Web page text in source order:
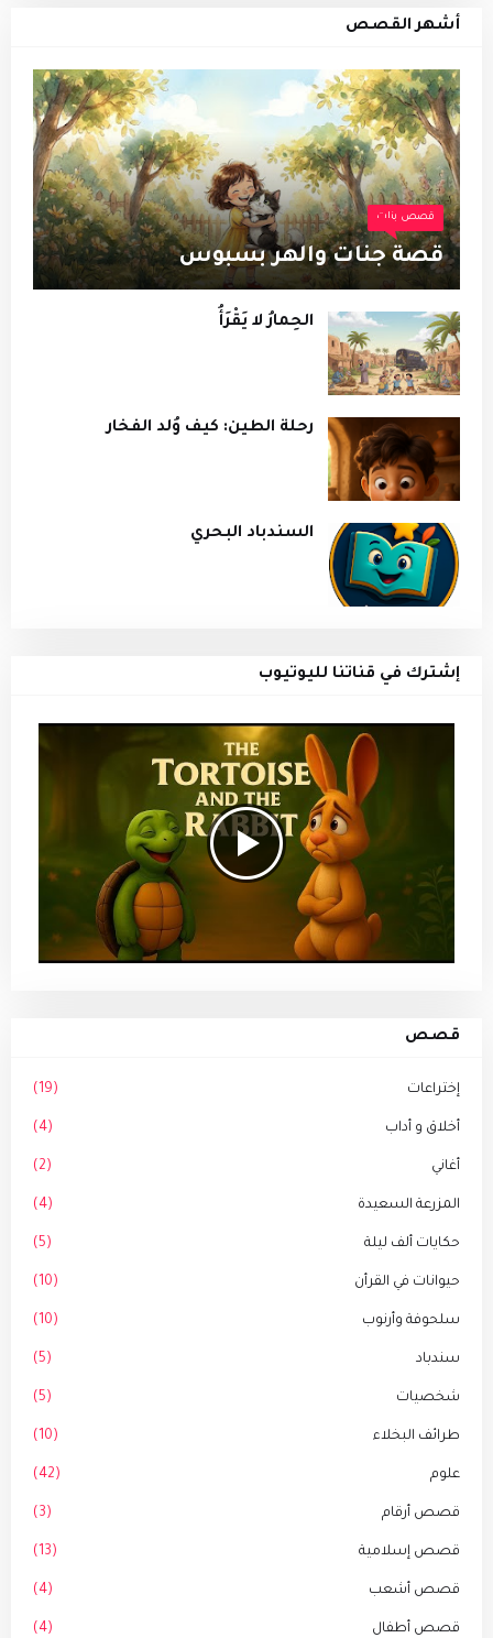
أشهر القصص
قصص بنات
قصة جنات والهر بسبوس
الحِمارُ لا يَقْرَأُ
رحلة الطين: كيف وُلد الفخار
السندباد البحري
إشترك في قناتنا لليوتيوب
قصص
إختراعات (19)
أخلاق و أداب (4)
أغاني (2)
المزرعة السعيدة (4)
حكايات ألف ليلة (5)
حيوانات في القرأن (10)
سلحوفة وأرنوب (10)
سندباد (5)
شخصيات (5)
طرائف البخلاء (10)
علوم (42)
قصص أرقام (3)
قصص إسلامية (13)
قصص أشعب (4)
قصص أطفال (4)